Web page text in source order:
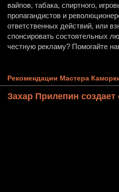
вайпов, табака, спиртного,
пропагандистов и
ответственных действий, или
спонсировать состоятельных
честную рекламу? Помогайте
Рекомендации Мастера
Захар Прилепин